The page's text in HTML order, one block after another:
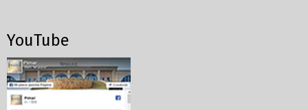
YouTube